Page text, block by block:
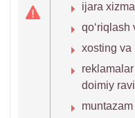
ijara
qoʻriqlash
хosting va
doimiy